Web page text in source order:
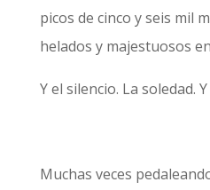
picos de cinco y seis mil
helados y majestuosos
Y el silencio. La soledad.
Muchas veces